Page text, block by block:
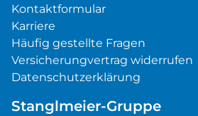
Kontaktformular
Karriere
Häufig gestellte Fragen
Versicherungvertrag widerrufen
Datenschutzerklärung
Stanglmeier-Gruppe